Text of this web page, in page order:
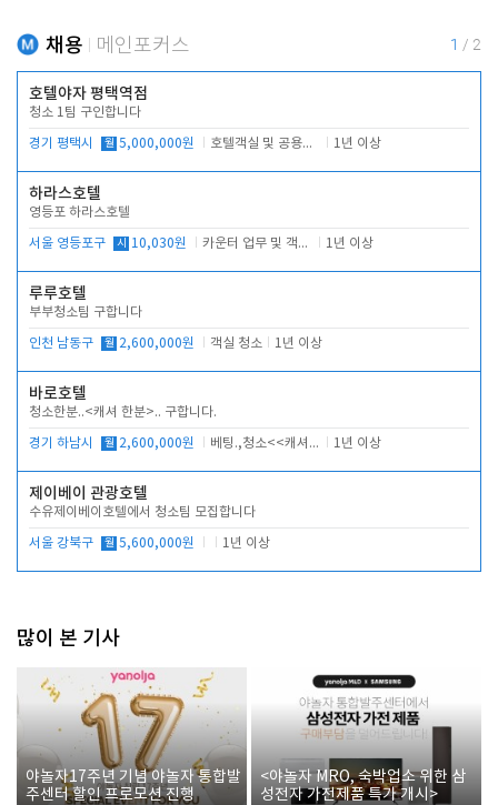
채용 메인포커스 1 / 2
호텔야자 평택역점
청소 1팀 구인합니다
경기 평택시 월 5,000,000원 호텔객실 및 공용시설 청소 관리 1년 이상
하라스호텔
영등포 하라스호텔
서울 영등포구 시 10,030원 카운터 업무 및 객실관리(청소상태 확인, 객실판매) 1년 이상
루루호텔
부부청소팀 구합니다
인천 남동구 월 2,600,000원 객실 청소 1년 이상
바로호텔
청소한분..<캐셔 한분>.. 구합니다.
경기 하남시 월 2,600,000원 베팅.,청소<<캐셔 모셔봅니다. 1년 이상
제이베이 관광호텔
수유제이베이호텔에서 청소팀 모집합니다
서울 강북구 월 5,600,000원 1년 이상
많이 본 기사
야놀자17주년 기념 야놀자 통합발
주센터 할인 프로모션 진행
<야놀자 MRO, 숙박업소 위한 삼
성전자 가전제품 특가 개시>